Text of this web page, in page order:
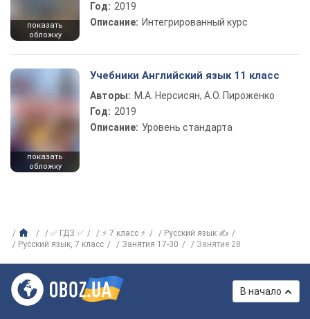
показать
обложку
Год: 2019
Описание: Интегрированный курс
показать
обложку
Учебники Английский язык 11 класс
Авторы: М.А. Нерсисян, А.О. Пироженко
Год: 2019
Описание: Уровень стандарта
✅ ГДЗ ✅ ⚡ 7 класс ⚡
Русский язык ✍
Русский язык, 7 класс
Занятия 17-30 Занятие 28
В начало